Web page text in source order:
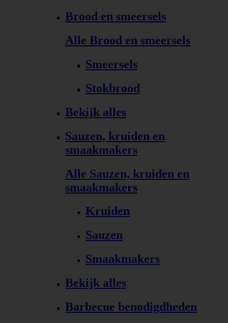
Brood en smeersels
Alle Brood en smeersels
Smeersels
Stokbrood
Bekijk alles
Sauzen, kruiden en
smaakmakers
Alle Sauzen, kruiden en
smaakmakers
Kruiden
Sauzen
Smaakmakers
Bekijk alles
Barbecue benodigdheden